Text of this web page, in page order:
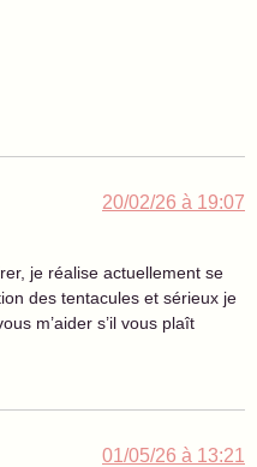
20/02/26 à 19:07
je réalise actuellement se
des tentacules et sérieux je
m’aider s’il vous plaît
01/05/26 à 13:21